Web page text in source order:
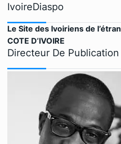
IvoireDiaspo
Le Site des Ivoiriens de
COTE D’IVOIRE
Directeur De Publication